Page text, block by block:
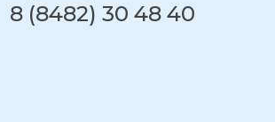
8 (8482) 30 48 40